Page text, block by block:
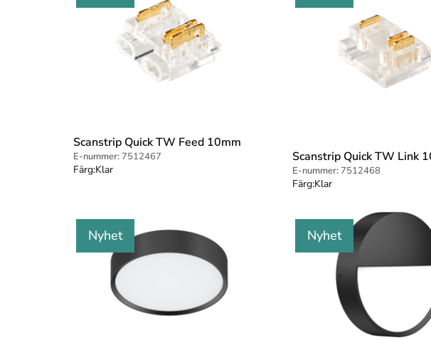
Scanstrip Quick TW Feed 10mm
E-nummer: 7512467
Färg:Klar
Scanstrip Quick TW Link
E-nummer: 7512468
Färg:Klar
Nyhet Nyhet